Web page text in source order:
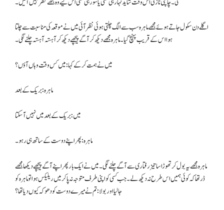
اگلے دن سکول جاتے ہوئے مجھے ماہرہ سب سے الگ چلتی ہوئی نظر آئی میں نے موقعہ کی مناسبت سے چلتا
ہوا اس کے قریب پہنچ گیا۔ ماہرہ مجھے دیکھ کر آگے پیچھے دیکھ کر آہستہ آہستہ چلنے لگی۔
میں نے ہمت کرکے کہا: میں کس وقت وہاں آؤں؟
ماہرہ: بریک کے بعد
میں: بریک کے بعد میں نہیں آسکتا
ماہرہ: پھر اپنے دوست کے ساتھ ہی رہو۔
ماہرہ مجھے یہ بول کر تھوڑا سا تیز رفتاری سے آگے چلنے لگی۔ میں نے ایک بار پھر اپنے آگے پیچھے دیکھا مجھے
ڈر تھا کہ کوئی ہمیں اس طرح نہ دیکھ لے۔ جب کسی کو اپنی طرف متوجہ نہ پاکر میں ریلیکس ہوا تو ماہرہ کو
جالیا اور بولا: تم نے میرے دوست کو دھوکہ کیوں دیا تھا؟